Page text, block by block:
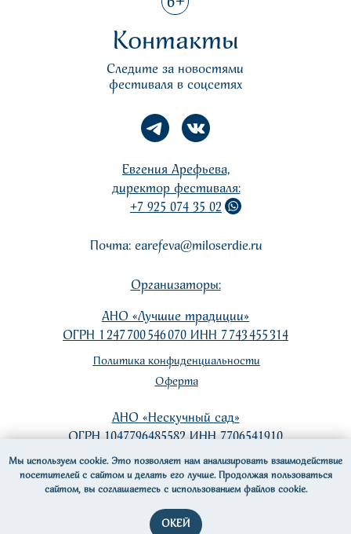
Мы используем cookie. Это позволяет нам анализировать взаимодействие
посетителей с сайтом и делать его лучше. Продолжая пользоваться
сайтом, вы соглашаетесь с использованием файлов cookie.
ОКЕЙ
Контакты
Следите за новостями
фестиваля в соцсетях
Почта: earefeva@miloserdie.ru
Организаторы:
АНО «Лучшие традиции»
ОГРН 1 247 700 546 070 ИНН 7 743 455 314
АНО «Нескучный сад»
ОГРН 1047796485582 ИНН 7706541910
Сделано в si-team
Оферта
Политика конфиденциальности
Оферта
Политика конфиденциальности
Евгения Арефьева,
директор фестиваля:
+7 925 074 35 02